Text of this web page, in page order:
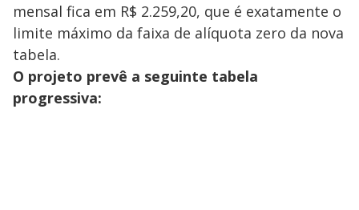
mensal fica em R$ 2.259,20, que é exatamente o
limite máximo da faixa de alíquota zero da nova
tabela.
O projeto prevê a seguinte tabela
progressiva: